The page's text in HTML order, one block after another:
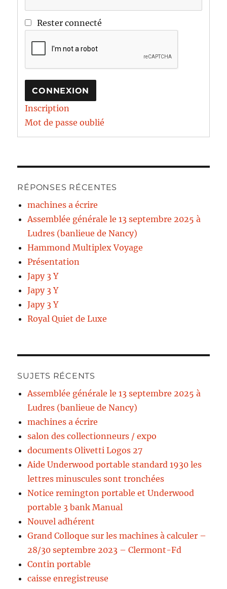
Rester connecté
CONNEXION
Inscription
Mot de passe oublié
RÉPONSES RÉCENTES
machines a écrire
Assemblée générale le 13 septembre 2025 à
Ludres (banlieue de Nancy)
Hammond Multiplex Voyage
Présentation
Japy 3 Y
Japy 3 Y
Japy 3 Y
Royal Quiet de Luxe
SUJETS RÉCENTS
Assemblée générale le 13 septembre 2025 à
Ludres (banlieue de Nancy)
machines a écrire
salon des collectionneurs / expo
documents Olivetti Logos 27
Aide Underwood portable standard 1930 les
lettres minuscules sont tronchées
Notice remington portable et Underwood
portable 3 bank Manual
Nouvel adhérent
Grand Colloque sur les machines à calculer –
28/30 septembre 2023 – Clermont-Fd
Contin portable
caisse enregistreuse